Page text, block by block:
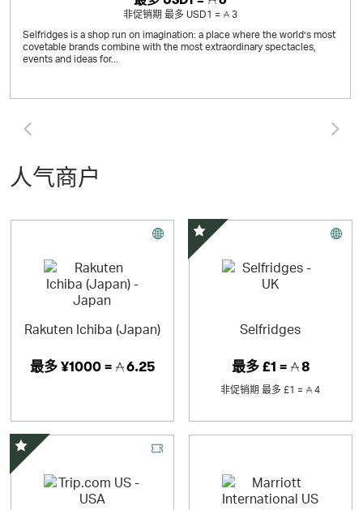
非促销期 最多 USD1 =
3
Selfridges is a shop run on imagination: a place where the world’s most
covetable brands combine with the most extraordinary spectacles,
events and ideas for...
人气商户
Rakuten Ichiba (Japan)
最多¥1000 = 6.25
精选优惠
Selfridges
最多£1 = 8
非促销期 最多 £1 = 4
精选优惠